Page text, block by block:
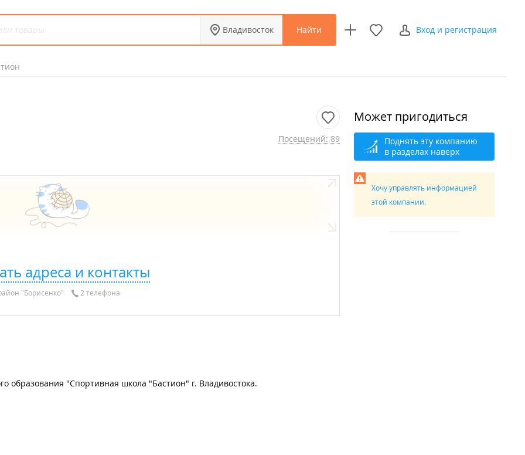
Владивосток Найти Вход и регистрация
Посещений: 89
адреса и контакты
"Борисенко" 2 телефона
"Спортивная школа "Бастион" г. Владивостока.
Может пригодиться
Поднять эту компанию
в разделах наверх
Хочу управлять информацией
этой компании.